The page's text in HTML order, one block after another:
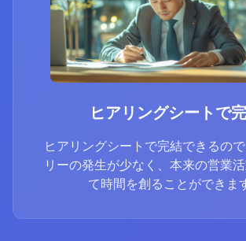
ヒアリングシートで
ヒアリングシートで完結できるの
リーの発生が少なく、本来の営業
て時間を創ることができま